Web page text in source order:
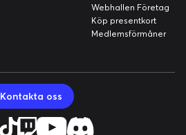
Webhallen Företag
Köp presentkort
Medlemsförmåner
Kontakta oss